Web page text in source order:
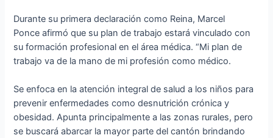
Durante su primera declaración como Reina, Marcel
Ponce afirmó que su plan de trabajo estará vinculado con
su formación profesional en el área médica. “Mi plan de
trabajo va de la mano de mi profesión como médico.
Se enfoca en la atención integral de salud a los niños para
prevenir enfermedades como desnutrición crónica y
obesidad. Apunta principalmente a las zonas rurales, pero
se buscará abarcar la mayor parte del cantón brindando